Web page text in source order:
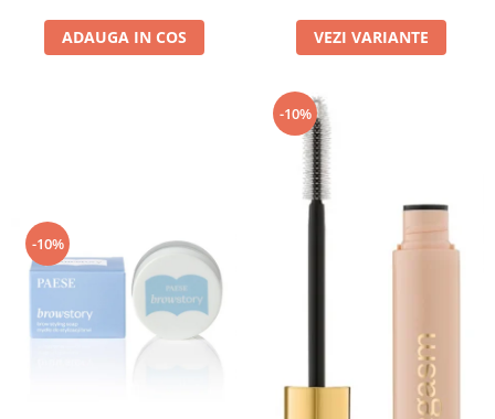
ADAUGA IN COS VEZI VARIANTE
-10%
-10%